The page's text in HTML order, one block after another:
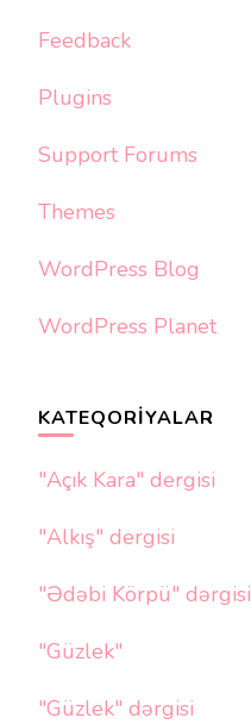
Feedback
Plugins
Support Forums
Themes
WordPress Blog
WordPress Planet
KATEQORIYALAR
"Açık Kara" dergisi
"Alkış" dergisi
"Ədəbi Körpü" dərgisi
"Güzlek"
"Güzlek" dərgisi